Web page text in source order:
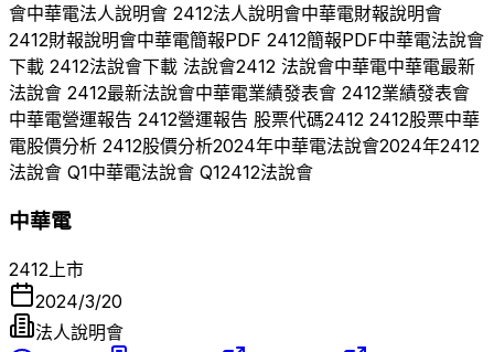
會中華電法人說明會 2412法人說明會中華電財報說明會
2412財報說明會中華電簡報PDF 2412簡報PDF中華電法說會
下載 2412法說會下載 法說會2412 法說會中華電中華電最新
法說會 2412最新法說會中華電業績發表會 2412業績發表會
中華電營運報告 2412營運報告 股票代碼2412 2412股票中華
電股價分析 2412股價分析2024年中華電法說會2024年2412
法說會 Q1中華電法說會 Q12412法說會
中華電
2412上市
2024/3/20
法人說明會